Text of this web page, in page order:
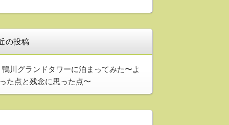
の投稿
鴨川グランドタワーに泊まってみた〜よ
た点と残念に思った点〜